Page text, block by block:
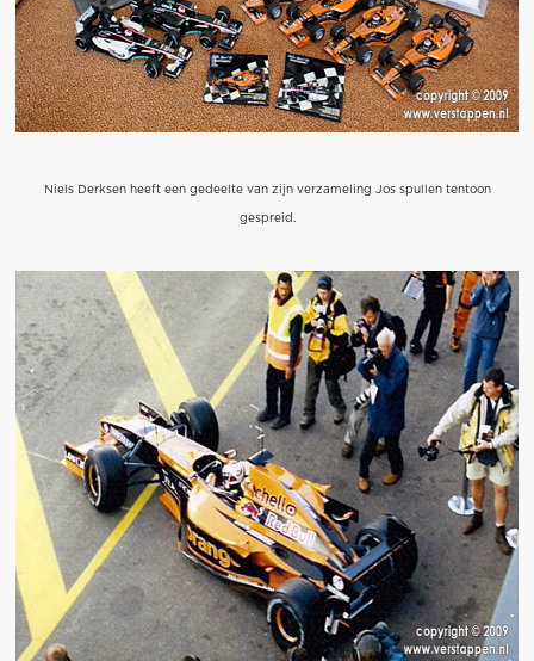
Niels Derksen heeft een gedeelte van zijn verzameling Jos spullen tentoon
gespreid.